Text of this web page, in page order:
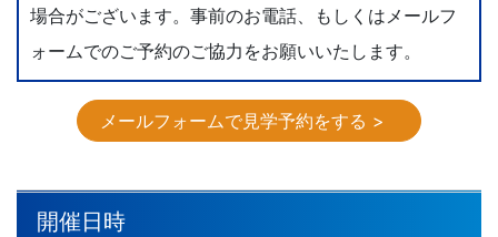
場合がございます。事前のお電話、もしくはメールフ
ォームでのご予約のご協力をお願いいたします。
メールフォームで見学予約をする >
開催日時